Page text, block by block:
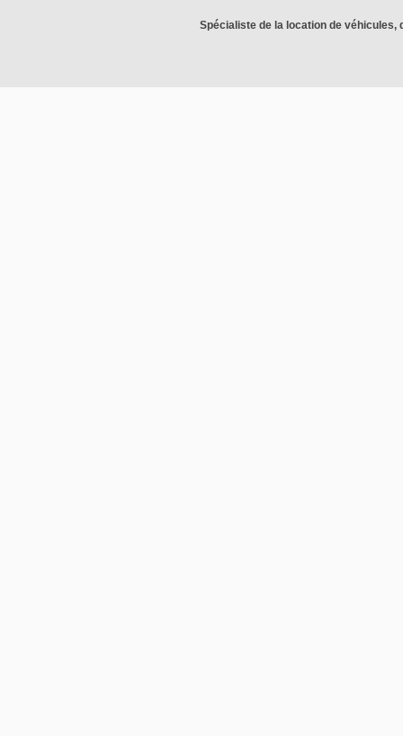
Spécialiste de la location de véhicules,